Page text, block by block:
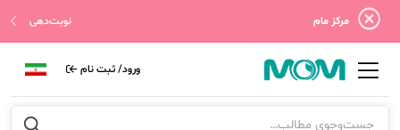
مرکز مام نوبت‌دهی
ورود/ ثبت نام